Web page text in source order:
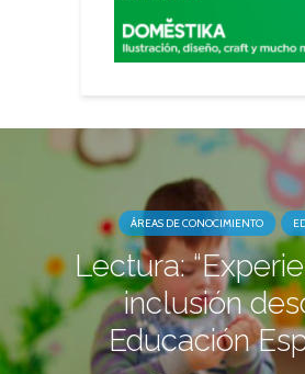
ÁREAS DE CONOCIMIENTO
Lectura:
inclusión
Educación